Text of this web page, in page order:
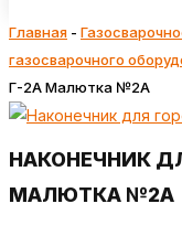
Главная -
газосварочного
Г-2А Малютка №2А
НАКОНЕЧНИК
МАЛЮТКА №2А